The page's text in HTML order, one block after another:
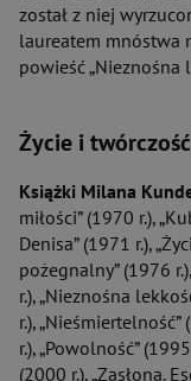
został z niej
laureatem mnóstwa
powieść „Nieznośna
Życie i
Książki Milana
miłości” (1970 r.),
Denisa” (1971 r.),
pożegnalny” (1976
r.), „Nieznośna
r.),
r.), „Powolność”
(2000 r.), „Zasłona.